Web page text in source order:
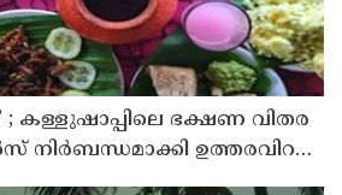
; ക​ള്ളു​ഷാ​പ്പി​ലെ ഭ​ക്ഷ​ണ വി​ത​ര​
ഉ​ത്ത​ര​വി​റ​